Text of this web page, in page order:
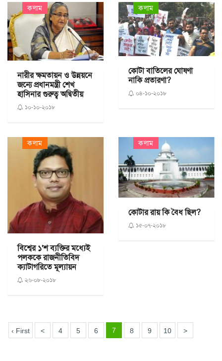
কলাম
নারীর ক্ষমতায়ন ও উন্নয়নে
জন্যে প্রধানমন্ত্রী শেখ
হাসিনার গুরুত্ব অদ্বিতীয়
১০-১০-২০১৮
কলাম
কোটা বাতিলের ঘোষণা
নাকি প্রতারণা?
০৪-১০-২০১৮
কলাম
বিশ্বের ১'শ ব্যক্তির মধ্যেই
পলককে রাজনীতিবিদ
ক্যাটাগরিতে মূল্যায়ন
২৬-০৮-২০১৮
কলাম
কোটার রায় কি বৈধ ছিল?
১৫-০৭-২০১৮
‹ First < 4 5 6 7 8 9 10 >